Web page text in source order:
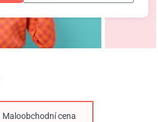
Maloobchodní cena